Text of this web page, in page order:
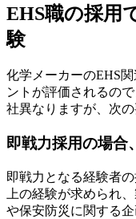
EHS職の採用
験
化学メーカーのEHS
ントが評価されるの
社異なりますが、次
即戦力採用の場合
即戦力となる経験者
上の経験が求められ
や保安防災に関する